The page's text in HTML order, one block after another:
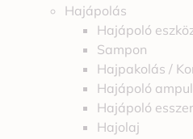
Hajápolás
Hajápoló
Sampon
Hajpakolás /
Hajápoló
Hajápoló
Hajolaj